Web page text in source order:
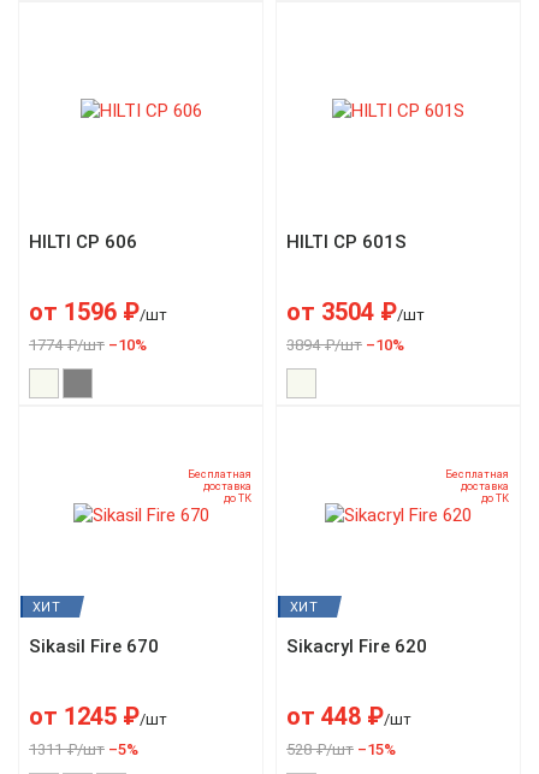
HILTI CP 606
от 1596 ₽/шт
1774 ₽/шт –10%
HILTI CP 601S
от 3504 ₽/шт
3894 ₽/шт –10%
ХИТ
Бесплатная
доставка
до ТК
Sikasil Fire 670
от 1245 ₽/шт
1311 ₽/шт –5%
ХИТ
Бесплатная
доставка
до ТК
Sikacryl Fire 620
от 448 ₽/шт
528 ₽/шт –15%